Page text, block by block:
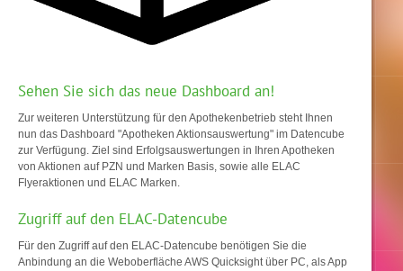
Sehen Sie sich das neue Dashboard an!
Zur weiteren Unterstützung für den Apothekenbetrieb steht Ihnen
nun das Dashboard "Apotheken Aktionsauswertung" im Datencube
zur Verfügung. Ziel sind Erfolgsauswertungen in Ihren Apotheken
von Aktionen auf PZN und Marken Basis, sowie alle ELAC
Flyeraktionen und ELAC Marken.
Zugriff auf den ELAC-Datencube
Für den Zugriff auf den ELAC-Datencube benötigen Sie die
Anbindung an die Weboberfläche AWS Quicksight über PC, als App